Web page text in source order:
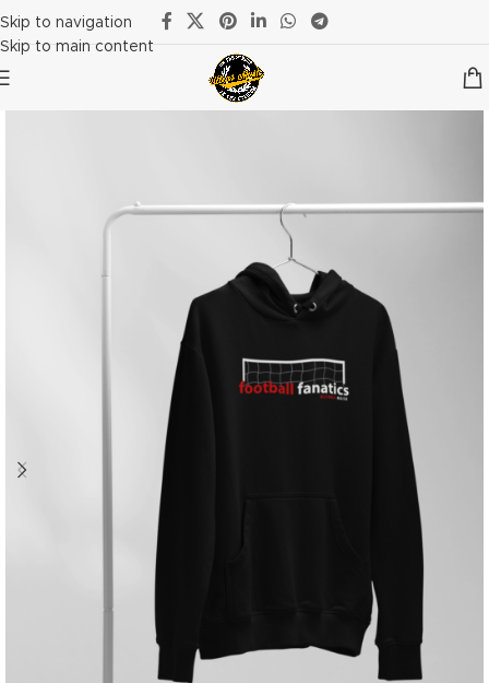
Skip to navigation
Skip to main content